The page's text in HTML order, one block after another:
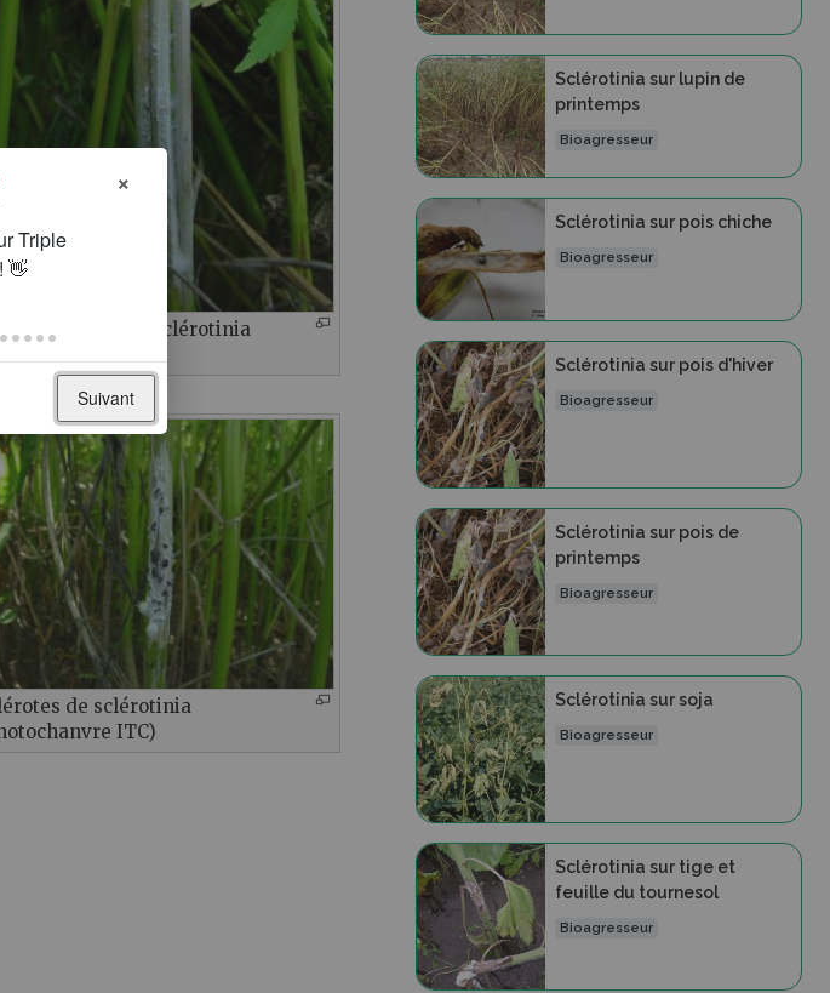
blanc de sclérotinia
de sclérotinia
ITC)
Sclérotinia sur lupin de
printemps
Bioagresseur
Sclérotinia sur pois chiche
Bioagresseur
Sclérotinia sur pois d'hiver
Bioagresseur
Sclérotinia sur pois de
printemps
Bioagresseur
Sclérotinia sur soja
Bioagresseur
Sclérotinia sur tige et
feuille du tournesol
Bioagresseur
×
Suivant